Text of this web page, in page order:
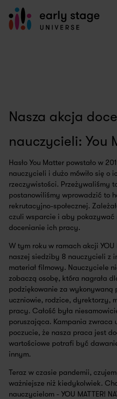
Nasza akcja
nauczycieli: You
Hasło You Matter powstało w
nauczycieli i dużo mówiło się o
rzeczywistości. Przeżywaliśmy
postanowiliśmy wprowadzić to
rekrutacyjno-społecznej.
czuli wsparcie i aby pokazywać
docenianie ich pracy.
W tym roku w ramach akcji YOU
naszej siedziby 8 nauczycieli z
materiał filmowy. Nauczyciele
zobaczą osobę, która nagrała
podziękowanie za
uczniowie, rodzice, dyrektorzy,
pracy. Całość była
poruszająca. Kampania zwraca
poczucie, że nasza praca jest
wartościowe potrafi być
innym.
Teraz w czasie pandemii,
ważniejsze niż kiedykolwiek.
nauczycielom - YOU MATTER!